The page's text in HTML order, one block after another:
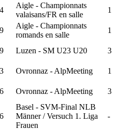
Aigle - Championnats
valaisans/FR en salle
1
Aigle - Championnats
romands en salle
1
Luzen - SM U23 U20 3
Ovronnaz - AlpMeeting 1
Ovronnaz - AlpMeeting 3
Basel - SVM-Final NLB
Männer / Versuch 1. Liga
Frauen
-